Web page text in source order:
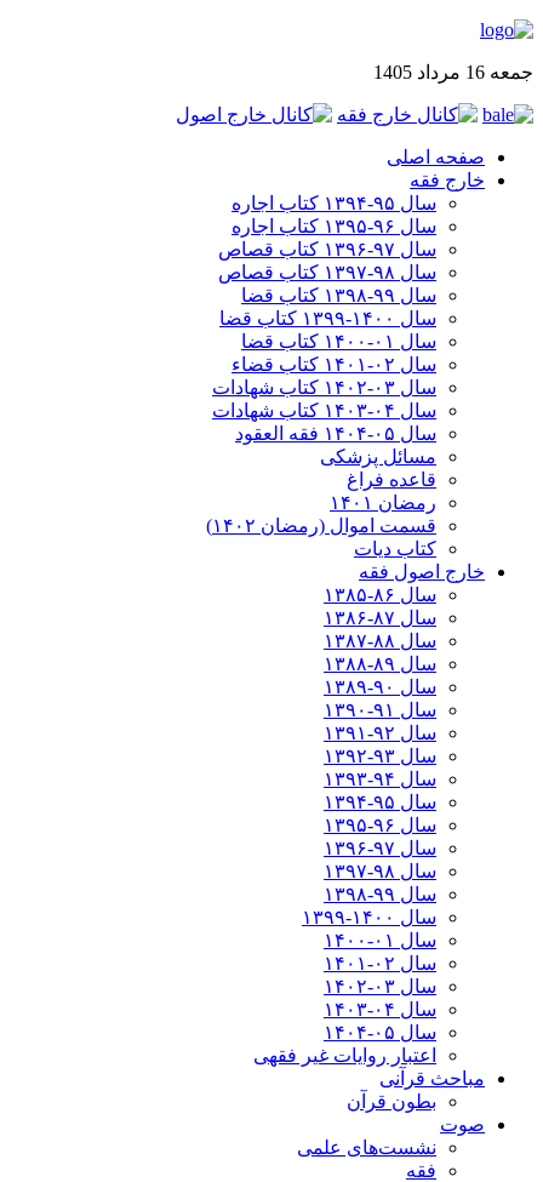
جمعه 16 مرداد 1405
صفحه اصلی
خارج فقه
سال ۹۵-۱۳۹۴ کتاب اجاره
سال ۹۶-۱۳۹۵ کتاب اجاره
سال ۹۷-۱۳۹۶ کتاب قصاص
سال ۹۸-۱۳۹۷ کتاب قصاص
سال ۹۹-۱۳۹۸‍ کتاب قضا
سال ۱۴۰۰-۱۳۹۹ کتاب قضا
سال ۰۱-۱۴۰۰ کتاب قضا
سال ۰۲-۱۴۰۱ کتاب قضاء
سال ۰۳-۱۴۰۲ کتاب شهادات
سال ۰۴-۱۴۰۳ کتاب شهادات
سال ۰۵-۱۴۰۴ فقه العقود
مسائل پزشکی
قاعده فراغ
رمضان ۱۴۰۱
قسمت اموال (رمضان ۱۴۰۲)
کتاب دیات
خارج اصول فقه
سال ۸۶-۱۳۸۵
سال ۸۷-۱۳۸۶
سال ۸۸-۱۳۸۷
سال ۸۹-۱۳۸۸
سال ۹۰-۱۳۸۹
سال ۹۱-۱۳۹۰
سال ۹۲-۱۳۹۱
سال ۹۳-۱۳۹۲
سال ۹۴-۱۳۹۳
سال ۹۵-۱۳۹۴
سال ۹۶-۱۳۹۵
سال ۹۷-۱۳۹۶
سال ۹۸-۱۳۹۷
سال ۹۹-۱۳۹۸‍
سال ۱۴۰۰-۱۳۹۹
سال ۰۱-۱۴۰۰
سال ۰۲-۱۴۰۱
سال ۰۳-۱۴۰۲
سال ۰۴-۱۴۰۳
سال ۰۵-۱۴۰۴
اعتبار روایات غیر فقهی
مباحث قرآنی
بطون قرآن
صوت
نشست‌های علمی
فقه